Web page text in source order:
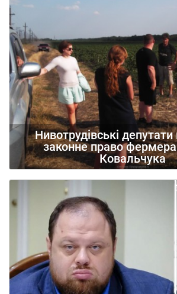
Нивотрудівські депутати
законне право фермера
Ковальчука